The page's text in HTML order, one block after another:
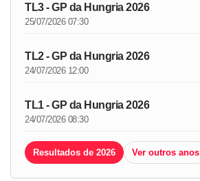
TL3 - GP da Hungria 2026
25/07/2026 07:30
TL2 - GP da Hungria 2026
24/07/2026 12:00
TL1 - GP da Hungria 2026
24/07/2026 08:30
Resultados de 2026 Ver outros anos